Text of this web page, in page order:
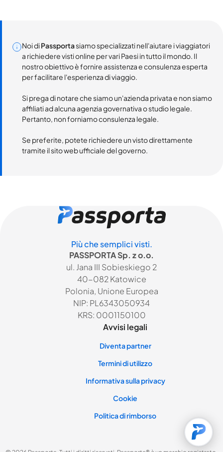
Noi diPassportasiamo specializzati nell'aiutare i viaggiatori
a richiedere visti online per vari Paesi in tutto il mondo. Il
nostro obiettivo è fornire assistenza e consulenza esperta
per facilitare l'esperienza di viaggio.
Si prega di notare che siamo un'azienda privata e non siamo
affiliati ad alcuna agenzia governativa o studio legale.
Pertanto, non forniamo consulenza legale.
Se preferite, potete richiedere un visto direttamente
tramite il sito web ufficiale del governo.
Più che semplici visti.
PASSPORTA Sp. z o.o.
ul. Jana III Sobieskiego 2
40-082 Katowice
Polonia, Unione Europea
NIP: PL6343050934
KRS: 0001150100
Avvisi legali
Diventa partner
Termini di utilizzo
Informativa sulla privacy
Cookie
Politica di rimborso